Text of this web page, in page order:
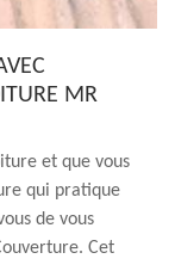
MR
et que vous
qui pratique
de vous
Cet